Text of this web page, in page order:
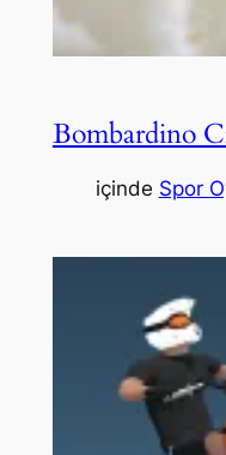
Bombardino
içinde Spor